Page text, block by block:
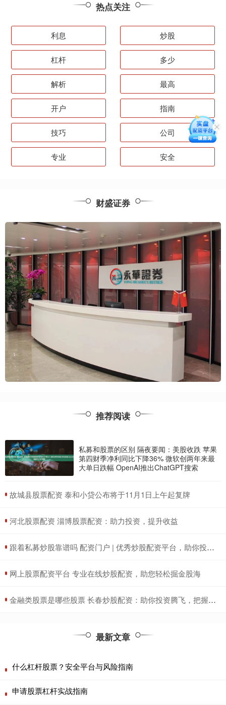
热点关注
利息 炒股
杠杆 多少
解析 最高
开户 指南
技巧 公司
专业 安全
财盛证券
推荐阅读
私募和股票的区别 隔夜要闻：美股收跌 苹果
第四财季净利同比下降36% 微软创两年来最
大单日跌幅 OpenAI推出ChatGPT搜索
​故城县股票配资 泰和小贷公布将于11月1日上午起复牌
​河北股票配资 淄博股票配资：助力投资，提升收益
​跟着私募炒股靠谱吗 配资门户 | 优秀炒股配资平台，助你投资更轻松
​网上股票配资平台 专业在线炒股配资，助您轻松掘金股海
​金融类股票是哪些股票 长春炒股配资：助你投资腾飞，把握财富机遇
最新文章
什么杠杆股票？安全平台与风险指南
申请股票杠杆实战指南